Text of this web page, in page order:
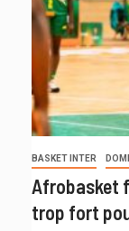
BASKET INTER
Afrobasket
trop fort